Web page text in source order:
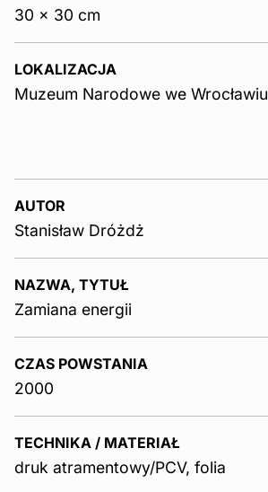
30 x 30 cm
LOKALIZACJA
Muzeum Narodowe we Wrocławiu
AUTOR
Stanisław Dróżdż
NAZWA, TYTUŁ
Zamiana energii
CZAS POWSTANIA
2000
TECHNIKA / MATERIAŁ
druk atramentowy/PCV, folia